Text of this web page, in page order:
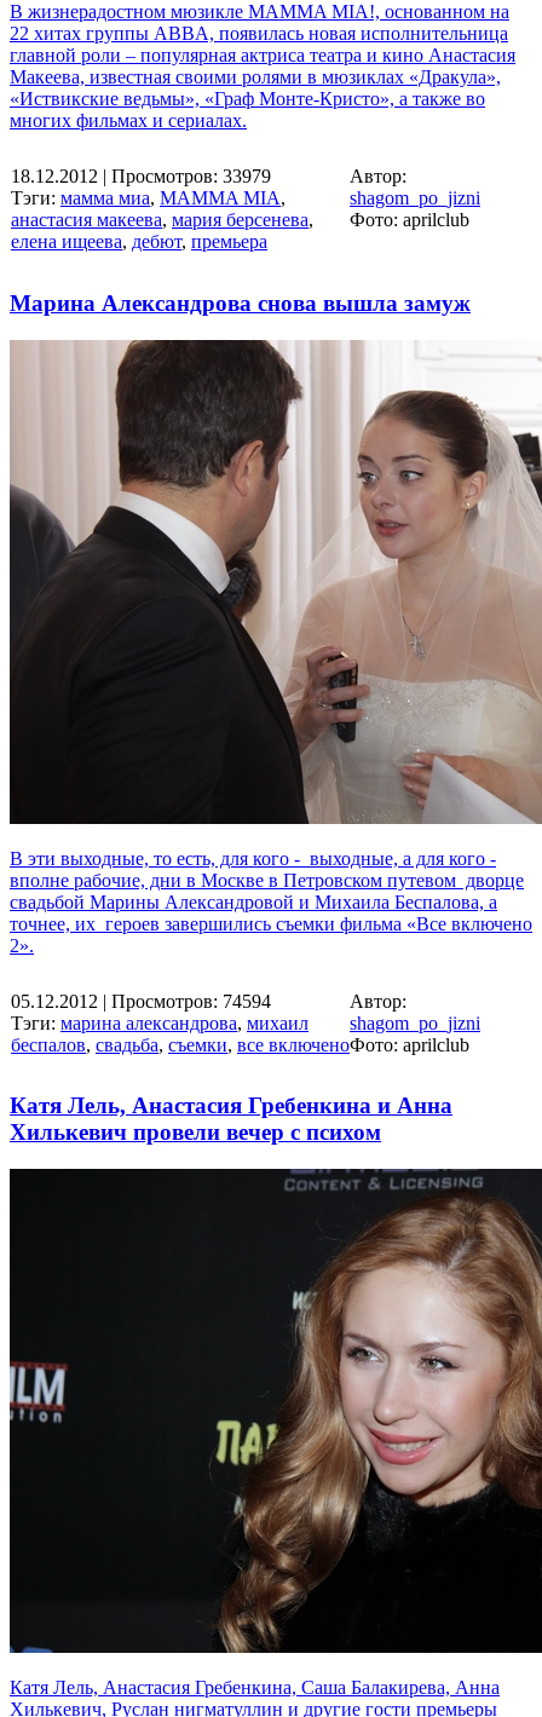
В жизнерадостном мюзикле MAMMA MIA!, основанном на
22 хитах группы ABBA, появилась новая исполнительница
главной роли – популярная актриса театра и кино Анастасия
Макеева, известная своими ролями в мюзиклах «Дракула»,
«Иствикские ведьмы», «Граф Монте-Кристо», а также во
многих фильмах и сериалах.
18.12.2012 | Просмотров: 33979
Тэги: мамма миа, MAMMA MIA,
анастасия макеева, мария берсенева,
елена ищеева, дебют, премьера
Автор:
shagom_po_jizni
Фото: aprilclub
Марина Александрова снова вышла замуж
В эти выходные, то есть, для кого - выходные, а для кого -
вполне рабочие, дни в Москве в Петровском путевом дворце
свадьбой Марины Александровой и Михаила Беспалова, а
точнее, их героев завершились съемки фильма «Все включено
2».
05.12.2012 | Просмотров: 74594
Тэги: марина александрова, михаил
беспалов, свадьба, съемки, все включено
Автор:
shagom_po_jizni
Фото: aprilclub
Катя Лель, Анастасия Гребенкина и Анна
Хилькевич провели вечер с психом
Катя Лель, Анастасия Гребенкина, Саша Балакирева, Анна
Хилькевич, Руслан нигматуллин и другие гости премьеры